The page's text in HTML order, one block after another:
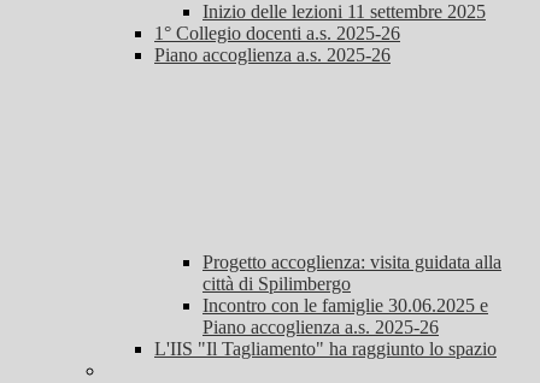
Inizio delle lezioni 11 settembre 2025
1° Collegio docenti a.s. 2025-26
Piano accoglienza a.s. 2025-26
Progetto accoglienza: visita guidata alla
città di Spilimbergo
Incontro con le famiglie 30.06.2025 e
Piano accoglienza a.s. 2025-26
L'IIS "Il Tagliamento" ha raggiunto lo spazio